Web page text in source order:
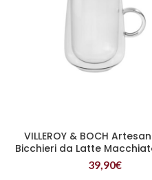
LEGGI TUTTO
VILLEROY & BOCH
Bicchieri da Latte
39,90€